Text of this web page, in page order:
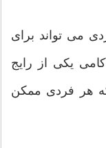
می تواند برای
یکی از رایج
هر فردی ممکن